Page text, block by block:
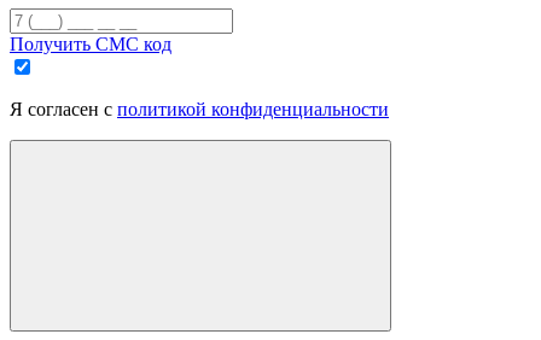
Получить СМС код
Я согласен с политикой конфиденциальности